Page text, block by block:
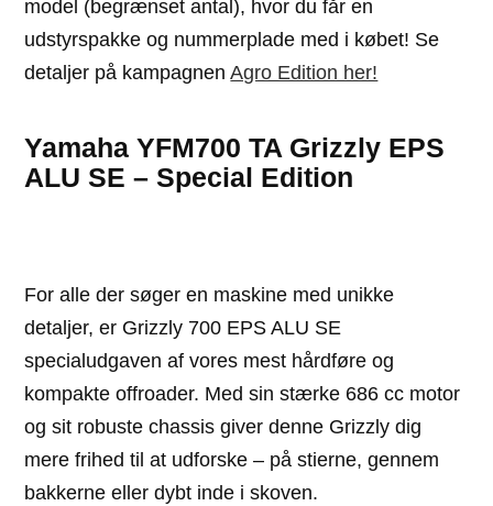
model (begrænset antal), hvor du får en
udstyrspakke og nummerplade med i købet! Se
detaljer på kampagnenAgro Edition her!
Yamaha YFM700 TA Grizzly EPS
ALU SE – Special Edition
For alle der søger en maskine med unikke
detaljer, er Grizzly 700 EPS ALU SE
specialudgaven af vores mest hårdføre og
kompakte offroader. Med sin stærke 686 cc motor
og sit robuste chassis giver denne Grizzly dig
mere frihed til at udforske – på stierne, gennem
bakkerne eller dybt inde i skoven.